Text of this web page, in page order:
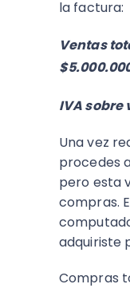
la factura:
Ventas
IVA sobre
Una vez
procedes
pero esta
compras.
adquiriste
Compras